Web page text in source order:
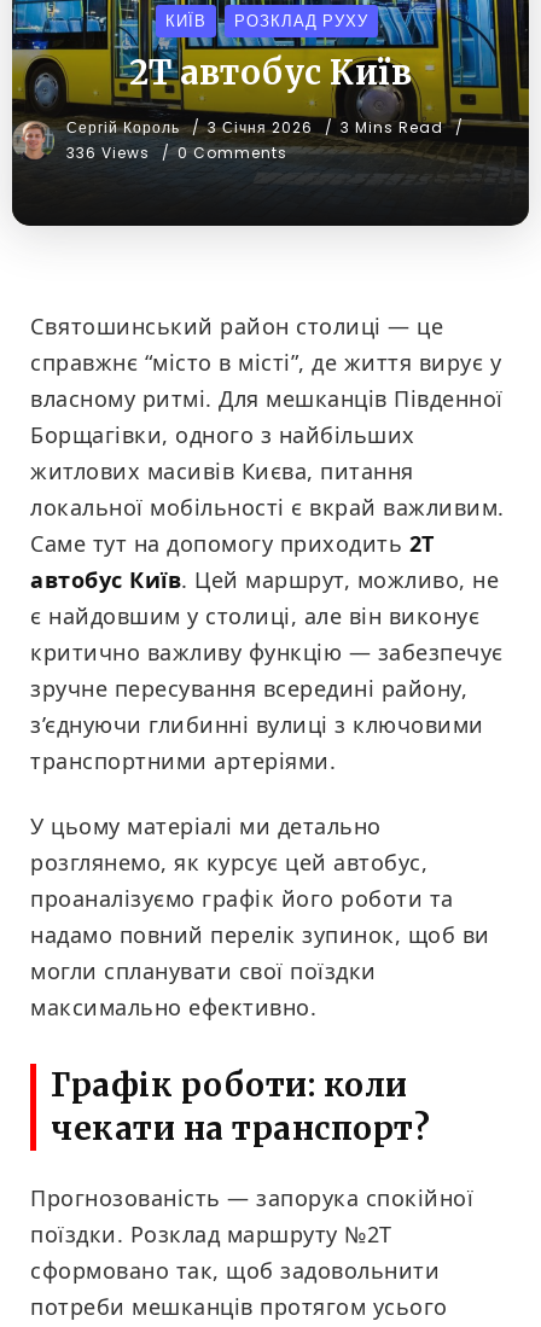
КИЇВ РОЗКЛАД РУХУ
2Т автобус Київ
Сергій Король 3 Січня 2026
3 Mins Read
336 Views
0 Comments
Святошинський район столиці — це
справжнє “місто в місті”, де життя вирує у
власному ритмі. Для мешканців Південної
Борщагівки, одного з найбільших
житлових масивів Києва, питання
локальної мобільності є вкрай важливим.
Саме тут на допомогу приходить 2Т
автобус Київ. Цей маршрут, можливо, не
є найдовшим у столиці, але він виконує
критично важливу функцію — забезпечує
зручне пересування всередині району,
з’єднуючи глибинні вулиці з ключовими
транспортними артеріями.
У цьому матеріалі ми детально
розглянемо, як курсує цей автобус,
проаналізуємо графік його роботи та
надамо повний перелік зупинок, щоб ви
могли спланувати свої поїздки
максимально ефективно.
Графік роботи: коли
чекати на транспорт?
Прогнозованість — запорука спокійної
поїздки. Розклад маршруту №2Т
сформовано так, щоб задовольнити
потреби мешканців протягом усього